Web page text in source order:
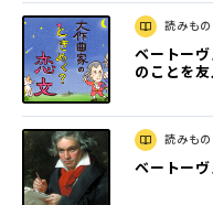
読みもの
ベートー
のことを
読みもの
ベートー